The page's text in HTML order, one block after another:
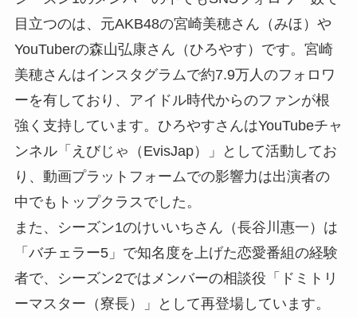
目立つのは、元AKB48の宮崎美穂さん（みほ）や
YouTuberの森山弘康さん（ひろやす）です。宮崎
美穂さんはインスタグラムで約7.9万人のフォロワ
ーを有しており、アイドル時代からのファンが根
強く支持しています。ひろやすさんはYouTubeチャ
ンネル「えびじゃ（EvisJap）」として活動してお
り、動画プラットフォームでの影響力は出演者の
中でもトップクラスでした。
また、シーズン1のけいいちさん（長谷川惠一）は
「バチェラー5」で知名度を上げた恋愛番組の経験
者で、シーズン2ではメンバーの相談役「ドミトリ
ーマスター（寮長）」として再登場しています。